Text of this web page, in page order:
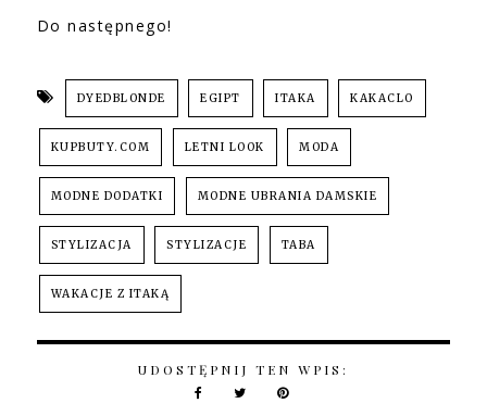
Do następnego!
DYEDBLONDE EGIPT ITAKA KAKACLO
KUPBUTY.COM LETNI LOOK MODA
MODNE DODATKI MODNE UBRANIA DAMSKIE
STYLIZACJA STYLIZACJE TABA
WAKACJE Z ITAKĄ
UDOSTĘPNIJ TEN WPIS: